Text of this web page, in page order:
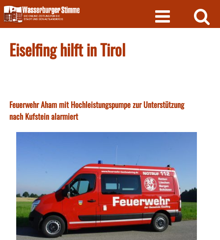
Skip
to
content
Eiselfing hilft in Tirol
Feuerwehr Aham mit Hochleistungspumpe zur Unterstützung
nach Kufstein alarmiert